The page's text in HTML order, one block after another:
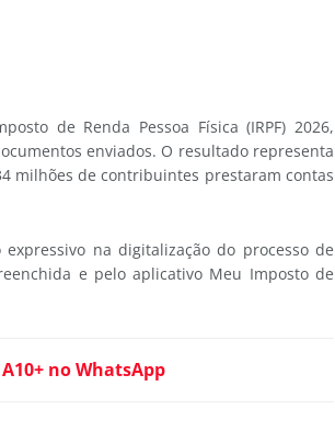
de Renda Pessoa Física (IRPF) 2026,
enviados. O resultado representa
milhões de contribuintes prestaram contas
na digitalização do processo de
e pelo aplicativo Meu Imposto de
no WhatsApp